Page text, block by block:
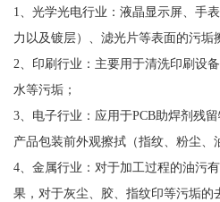
1、光学光电行业：液晶显示屏、手
力以及镀层）、滤光片等表面的污垢
2、印刷行业：主要用于清洗印刷设
水等污垢；
3、电子行业：应用于PCB助焊剂残
产品包装前外观擦拭（指纹、粉尘、
4、金属行业：对于加工过程的油污
果，对于灰尘、胶、指纹印等污垢的